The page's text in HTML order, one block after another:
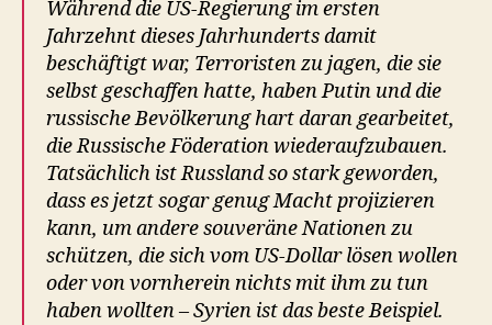
Während die US-Regierung im ersten
Jahrzehnt dieses Jahrhunderts damit
beschäftigt war, Terroristen zu jagen, die sie
selbst geschaffen hatte, haben Putin und die
russische Bevölkerung hart daran gearbeitet,
die Russische Föderation wiederaufzubauen.
Tatsächlich ist Russland so stark geworden,
dass es jetzt sogar genug Macht projizieren
kann, um andere souveräne Nationen zu
schützen, die sich vom US-Dollar lösen wollen
oder von vornherein nichts mit ihm zu tun
haben wollten – Syrien ist das beste Beispiel.